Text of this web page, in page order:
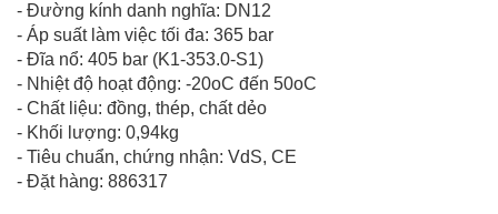
- Đường kính danh nghĩa: DN12
- Áp suất làm việc tối đa: 365 bar
- Đĩa nổ: 405 bar (K1-353.0-S1)
- Nhiệt độ hoạt động: -20oC đến 50oC
- Chất liệu: đồng, thép, chất dẻo
- Khối lượng: 0,94kg
- Tiêu chuẩn, chứng nhận: VdS, CE
- Đặt hàng: 886317